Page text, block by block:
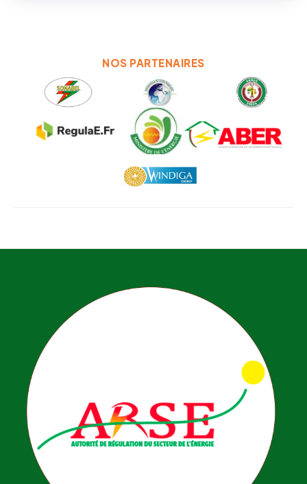
NOS PARTENAIRES